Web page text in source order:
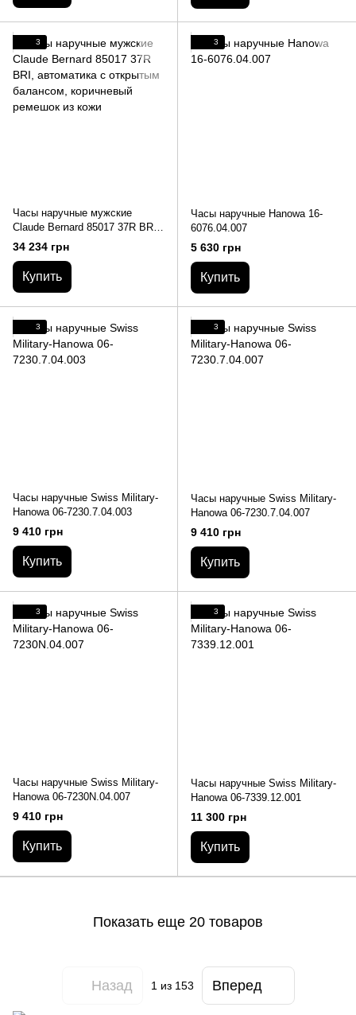
3
Часы наручные мужские
Claude Bernard 85017 37R BRI,
автоматика с открытым
балансом, коричневый
ремешок из кожи
34 234 грн
Купить
3
Часы наручные Hanowa 16-
6076.04.007
5 630 грн
Купить
3
Часы наручные Swiss Military-
Hanowa 06-7230.7.04.003
9 410 грн
Купить
3
Часы наручные Swiss Military-
Hanowa 06-7230.7.04.007
9 410 грн
Купить
3
Часы наручные Swiss Military-
Hanowa 06-7230N.04.007
9 410 грн
Купить
3
Часы наручные Swiss Military-
Hanowa 06-7339.12.001
11 300 грн
Купить
Показать еще 20 товаров
Назад 1из 153 Вперед